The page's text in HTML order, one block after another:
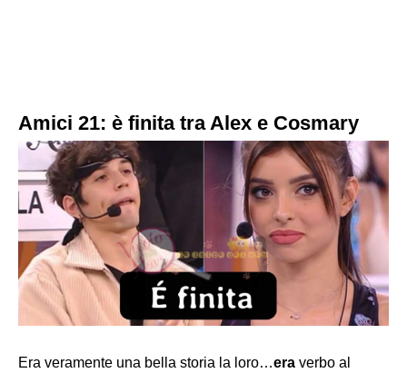
Amici 21: è finita tra Alex e Cosmary
Era veramente una bella storia la loro…era verbo al